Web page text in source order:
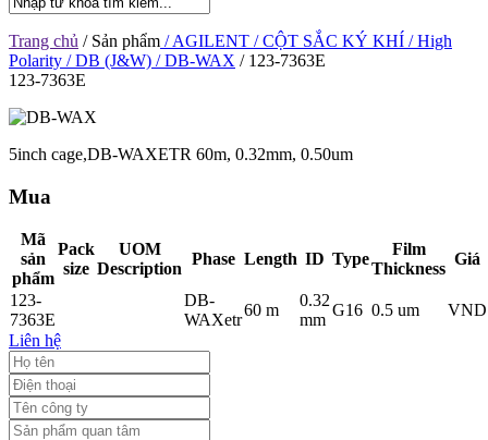
Trang chủ / Sản phẩm / AGILENT / CỘT SẮC KÝ KHÍ / High
Polarity / DB (J&W) / DB-WAX / 123-7363E
123-7363E
5inch cage,DB-WAXETR 60m, 0.32mm, 0.50um
Mua
Mã
sản
phẩm
Pack
size
UOM
Description
Phase Length ID Type
Film
Thickness
Giá
123-
7363E
DB-
WAXetr
60 m
0.32
mm
G16 0.5 um
VND
Liên hệ